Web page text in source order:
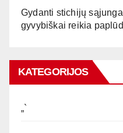
Gydanti stichijų
gyvybiškai reikia
KATEGORIJOS
„`